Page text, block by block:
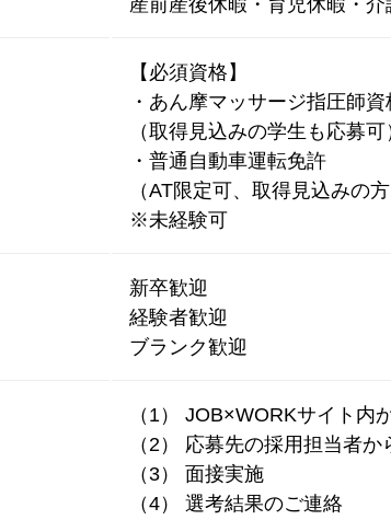
【必須資格】
・あん摩マッサージ指圧師資
（取得見込みの学生も応募可
・普通自動車運転免許
（AT限定可、取得見込みの方
※未経験可
新卒歓迎
経験者歓迎
ブランク歓迎
（1） JOB×WORKサイト内
（2） 応募先の採用担当者
（3） 面接実施
（4） 選考結果のご連絡